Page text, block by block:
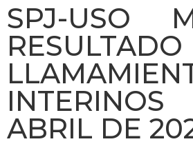
SPJ-USO
RESULTADO
ABRIL DE